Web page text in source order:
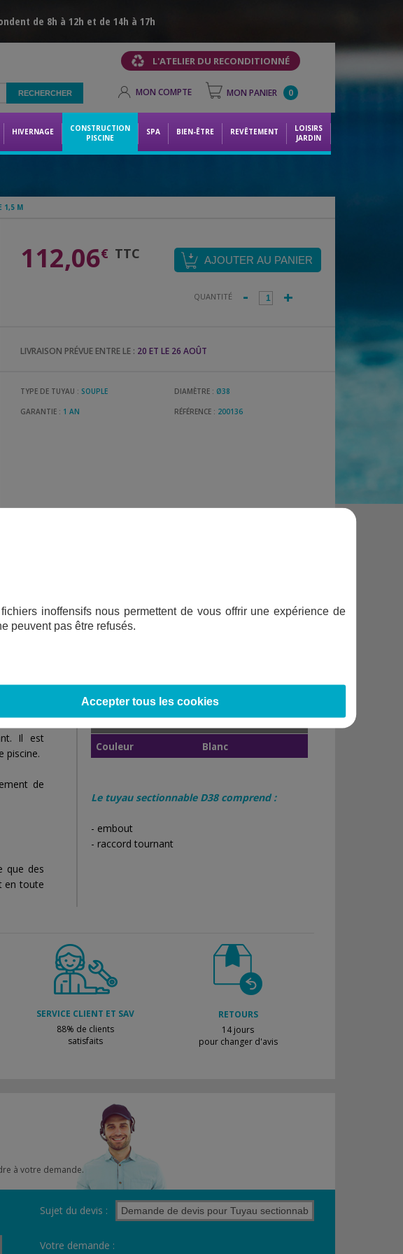
de 8h à 12h et de 14h à 17h
L'ATELIER DU RECONDITIONNÉ
MON COMPTE MON PANIER 0
HIVERNAGE
CONSTRUCTION
PISCINE
SPA BIEN-ÊTRE REVÊTEMENT
LOISIRS
JARDIN
112,06€ TTC
QUANTITÉ - +
LIVRAISON PRÉVUE ENTRE LE : 20 ET LE 26 AOÛT
TYPE DE TUYAU : SOUPLE DIAMÈTRE : Ø38
GARANTIE : 1 AN RÉFÉRENCE : 200136
d'une
Il est
piscine.
de
que des
en toute
Sectionnable
24 longueurs d'1,5m
Diamètre
38 mm
Couleur
Blanc
Le tuyau sectionnable D38 comprend :
- embout
- raccord tournant
SERVICE CLIENT ET SAV
88% de clients
satisfaits
RETOURS
14 jours
pour changer d'avis
à votre demande.
Sujet du devis :
Votre demande :
1,5 M
inoffensifs nous permettent de vous offrir une expérience de
peuvent pas être refusés.
Accepter tous les cookies